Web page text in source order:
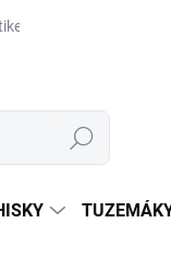
na míru
Hledat